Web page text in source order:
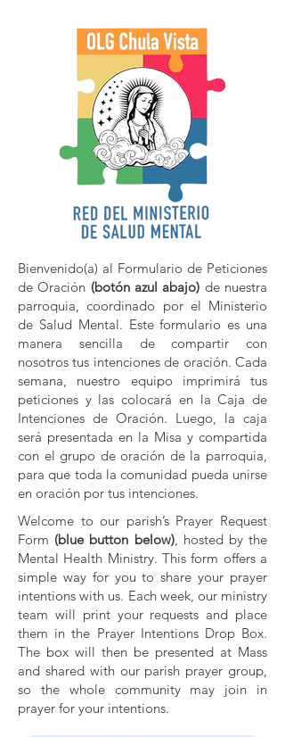
Bienvenido(a) al Formulario de Peticiones
de Oración (botón azul abajo) de nuestra
parroquia, coordinado por el Ministerio
de Salud Mental. Este formulario es una
manera sencilla de compartir con
nosotros tus intenciones de oración. Cada
semana, nuestro equipo imprimirá tus
peticiones y las colocará en la Caja de
Intenciones de Oración. Luego, la caja
será presentada en la Misa y compartida
con el grupo de oración de la parroquia,
para que toda la comunidad pueda unirse
en oración por tus intenciones.
Welcome to our parish’s Prayer Request
Form (blue button below), hosted by the
Mental Health Ministry. This form offers a
simple way for you to share your prayer
intentions with us. Each week, our ministry
team will print your requests and place
them in the Prayer Intentions Drop Box.
The box will then be presented at Mass
and shared with our parish prayer group,
so the whole community may join in
prayer for your intentions.